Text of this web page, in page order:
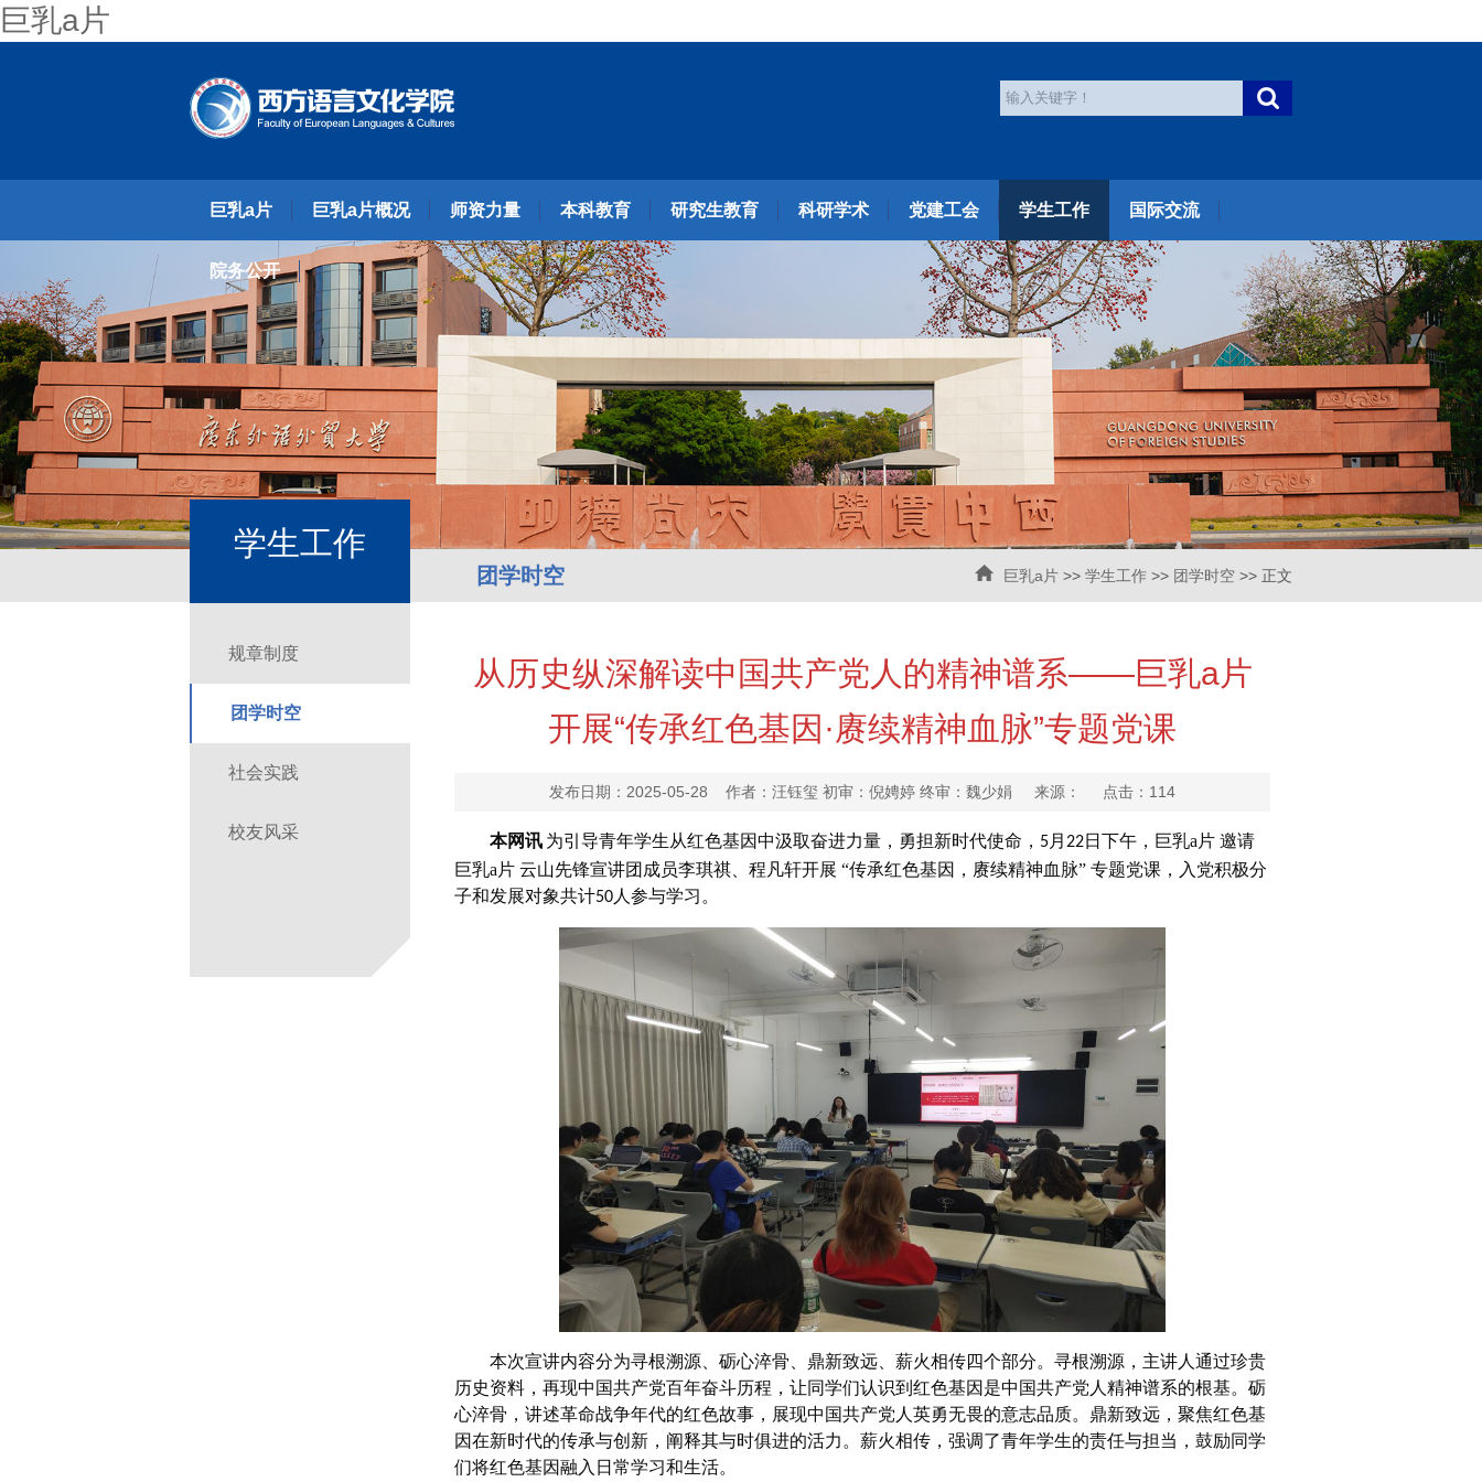
巨乳a片
巨乳a片 巨乳a片概况 师资力量 本科教育 研究生教育 科研学术 党建工会 学生工作 国际交流
院务公开
学生工作
团学时空 巨乳a片 >> 学生工作 >> 团学时空 >> 正文
规章制度
团学时空
社会实践
校友风采
从历史纵深解读中国共产党人的精神谱系——巨乳a片
开展“传承红色基因·赓续精神血脉”专题党课
发布日期：2025-05-28 作者：汪钰玺 初审：倪娉婷 终审：魏少娟 来源： 点击： 114
本网讯 为引导青年学生从红色基因中汲取奋进力量，勇担新时代使命， 5月 22日下午，巨乳a片 邀请
巨乳a片 云山先锋宣讲团成员李琪祺、程凡轩开展 “传承红色基因，赓续精神血脉” 专题党课，入党积极分
子和发展对象共计50人参与学习。
本次宣讲内容分为寻根溯源、砺心淬骨、鼎新致远、薪火相传四个部分。寻根溯源，主讲人通过珍贵
历史资料，再现中国共产党百年奋斗历程，让同学们认识到红色基因是中国共产党人精神谱系的根基。砺
心淬骨，讲述革命战争年代的红色故事，展现中国共产党人英勇无畏的意志品质。鼎新致远，聚焦红色基
因在新时代的传承与创新，阐释其与时俱进的活力。薪火相传，强调了青年学生的责任与担当，鼓励同学
们将红色基因融入日常学习和生活。